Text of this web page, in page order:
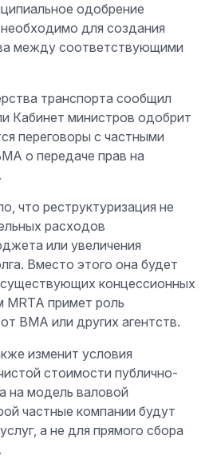
одобрение
для создания
между соответствующими
транспорта сообщил
Кабинет министров одобрит
переговоры с частными
о передаче прав на
что реструктуризация не
расходов
или увеличения
Вместо этого она будет
концессионных
MRTA примет роль
BMA или других агентств.
изменит условия
стоимости публично-
на модель валовой
частные компании будут
а не для прямого сбора